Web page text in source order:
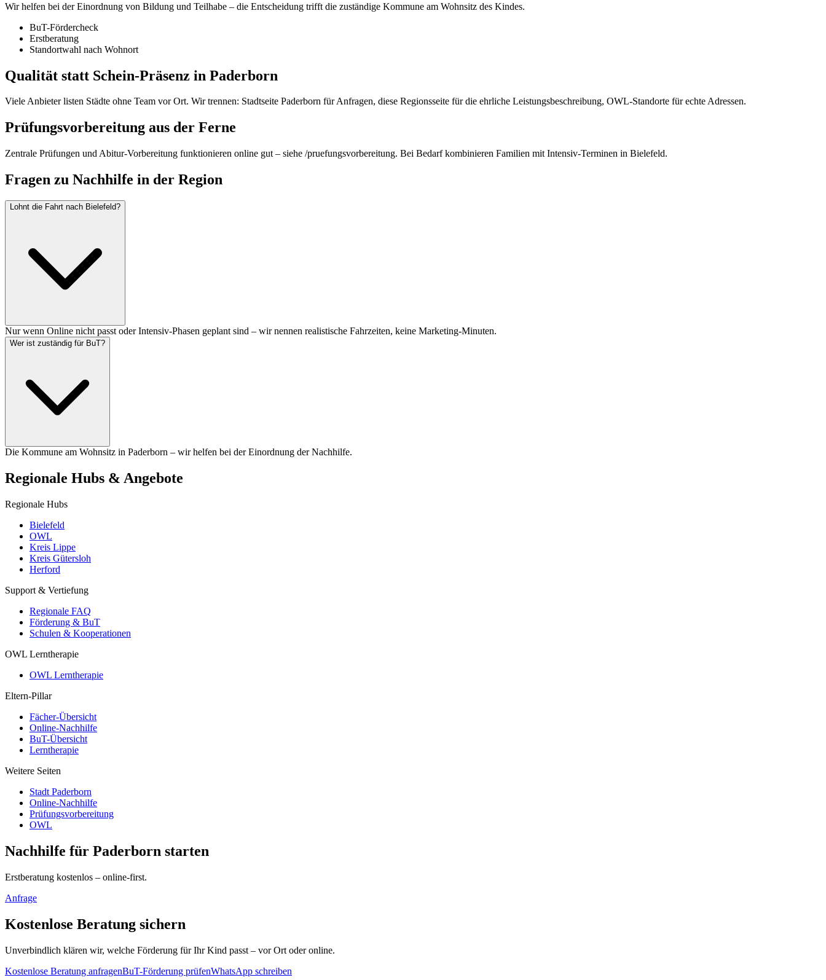
Wir helfen bei der Einordnung von Bildung und Teilhabe – die Entscheidung trifft die zuständige Kommune am Wohnsitz des Kindes.
BuT-Fördercheck
Erstberatung
Standortwahl nach Wohnort
Qualität statt Schein-Präsenz in Paderborn
Viele Anbieter listen Städte ohne Team vor Ort. Wir trennen: Stadtseite Paderborn für Anfragen, diese Regionsseite für die ehrliche Leistungsbeschreibung, OWL-Standorte für echte Adressen.
Prüfungsvorbereitung aus der Ferne
Zentrale Prüfungen und Abitur-Vorbereitung funktionieren online gut – siehe /pruefungsvorbereitung. Bei Bedarf kombinieren Familien mit Intensiv-Terminen in Bielefeld.
Fragen zu Nachhilfe in der Region
Lohnt die Fahrt nach Bielefeld?
Nur wenn Online nicht passt oder Intensiv-Phasen geplant sind – wir nennen realistische Fahrzeiten, keine Marketing-Minuten.
Wer ist zuständig für BuT?
Die Kommune am Wohnsitz in Paderborn – wir helfen bei der Einordnung der Nachhilfe.
Regionale Hubs & Angebote
Regionale Hubs
Bielefeld
OWL
Kreis Lippe
Kreis Gütersloh
Herford
Support & Vertiefung
Regionale FAQ
Förderung & BuT
Schulen & Kooperationen
OWL Lerntherapie
OWL Lerntherapie
Eltern-Pillar
Fächer-Übersicht
Online-Nachhilfe
BuT-Übersicht
Lerntherapie
Weitere Seiten
Stadt Paderborn
Online-Nachhilfe
Prüfungsvorbereitung
OWL
Nachhilfe für Paderborn starten
Erstberatung kostenlos – online-first.
Anfrage
Kostenlose Beratung sichern
Unverbindlich klären wir, welche Förderung für Ihr Kind passt – vor Ort oder online.
Kostenlose Beratung anfragenBuT-Förderung prüfenWhatsApp schreiben